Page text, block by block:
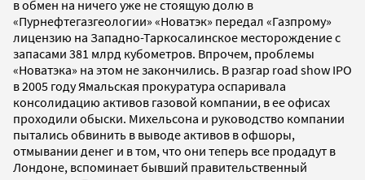
в обмен на ничего уже не стоящую долю в
«Пурнефтегазгеологии» «Новатэк» передал «Газпрому»
лицензию на Западно-Таркосалинское месторождение с
запасами 381 млрд кубометров. Впрочем, проблемы
«Новатэка» на этом не закончились. В разгар road show IPO
в 2005 году Ямальская прокуратура оспаривала
консолидацию активов газовой компании, в ее офисах
проходили обыски. Михельсона и руководство компании
пытались обвинить в выводе активов в офшоры,
отмывании денег и в том, что они теперь все продадут в
Лондоне, вспоминает бывший правительственный